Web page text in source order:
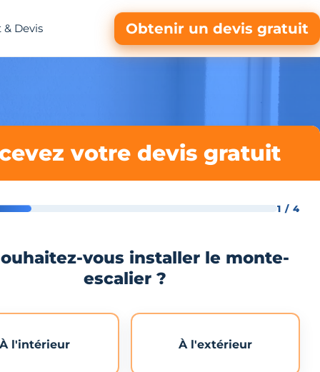
Devis Obtenir un devis gratuit
votre devis gratuit
1 / 4
vous installer le monte-
escalier ?
À l'intérieur À l'extérieur